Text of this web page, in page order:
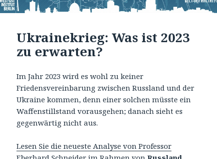
Ukrainekrieg: Was ist 2023
zu erwarten?
Im Jahr 2023 wird es wohl zu keiner
Friedensvereinbarung zwischen Russland und der
Ukraine kommen, denn einer solchen müsste ein
Waffenstillstand vorausgehen; danach sieht es
gegenwärtig nicht aus.
Lesen Sie die neueste Analyse von Professor